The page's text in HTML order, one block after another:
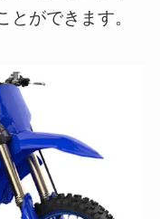
ができます。